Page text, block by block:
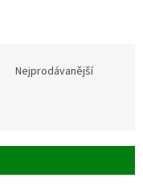
Nejprodávanější